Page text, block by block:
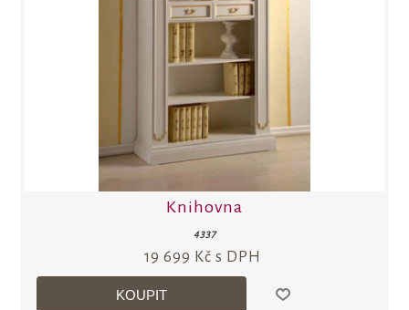
Knihovna
4337
19 699 Kč s DPH